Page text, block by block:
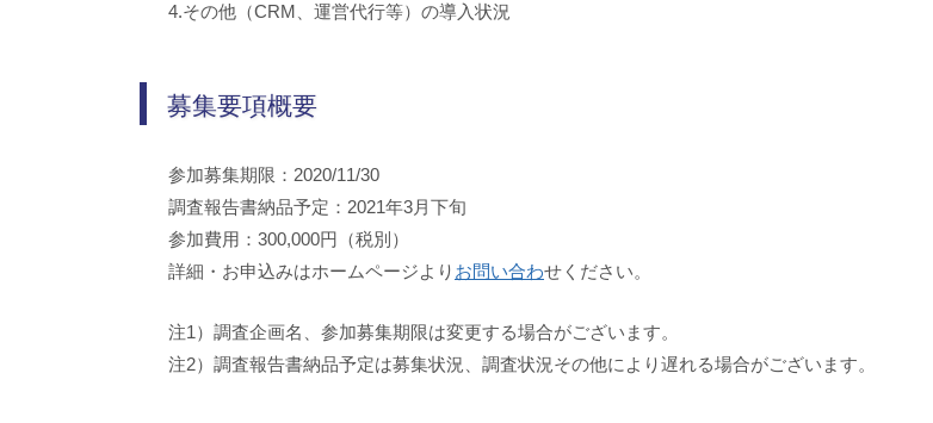
4.その他（CRM、運営代行等）の導入状況
募集要項概要
参加募集期限：2020/11/30
調査報告書納品予定：2021年3月下旬
参加費用：300,000円（税別）
詳細・お申込みはホームページより お問い合わせください。
注1）調査企画名、参加募集期限は変更する場合がございます。
注2）調査報告書納品予定は募集状況、調査状況その他により遅れる場合がございます。